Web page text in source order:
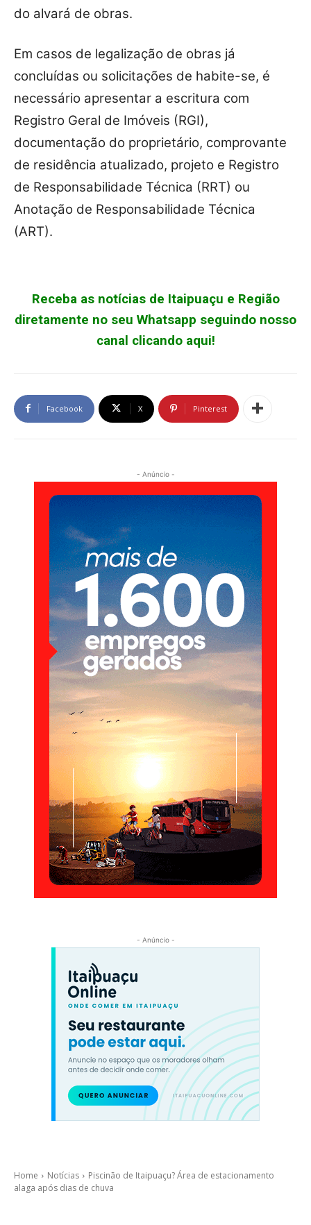
do alvará de obras.
Em casos de legalização de obras já
concluídas ou solicitações de habite-se, é
necessário apresentar a escritura com
Registro Geral de Imóveis (RGI),
documentação do proprietário, comprovante
de residência atualizado, projeto e Registro
de Responsabilidade Técnica (RRT) ou
Anotação de Responsabilidade Técnica
(ART).
Receba as notícias de Itaipuaçu e Região
diretamente no seu Whatsapp seguindo nosso
canal clicando aqui!
Facebook X Pinterest
- Anúncio -
- Anúncio -